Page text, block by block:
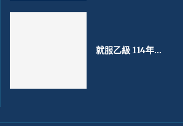
就服乙級 114年...